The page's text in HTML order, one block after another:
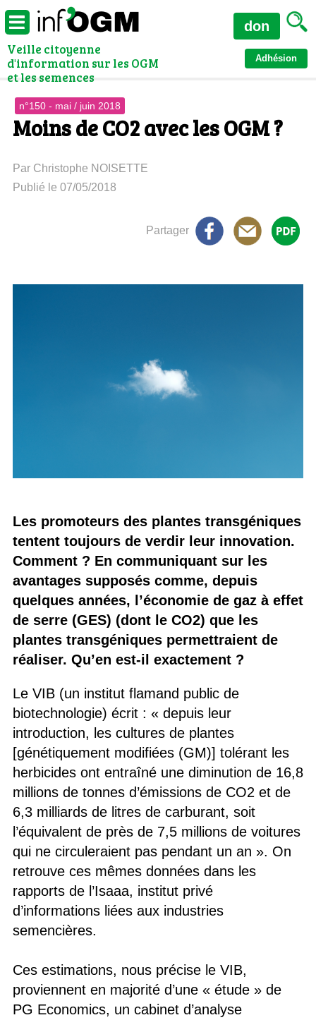
Veille citoyenne
d'information sur les OGM
et les semences
Adhésion
don
n°150 - mai / juin 2018
Moins de CO2 avec les OGM ?
Par Christophe NOISETTE
Publié le 07/05/2018
Partager
Les promoteurs des plantes transgéniques
tentent toujours de verdir leur innovation.
Comment ? En communiquant sur les
avantages supposés comme, depuis
quelques années, l’économie de gaz à effet
de serre (GES) (dont le CO2) que les
plantes transgéniques permettraient de
réaliser. Qu’en est-il exactement ?
Le VIB (un institut flamand public de
biotechnologie) écrit : « depuis leur
introduction, les cultures de plantes
[génétiquement modifiées (GM)] tolérant les
herbicides ont entraîné une diminution de 16,8
millions de tonnes d’émissions de CO2 et de
6,3 milliards de litres de carburant, soit
l’équivalent de près de 7,5 millions de voitures
qui ne circuleraient pas pendant un an ». On
retrouve ces mêmes données dans les
rapports de l’Isaaa, institut privé
d’informations liées aux industries
semencières.
Ces estimations, nous précise le VIB,
proviennent en majorité d’une « étude » de
PG Economics, un cabinet d’analyse